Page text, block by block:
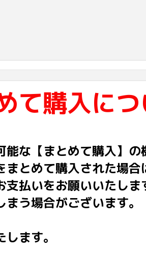
て購入に
な【まとめて購入】
とめて購入された場
払いをお願いいたし
う場合がございます。
ます。